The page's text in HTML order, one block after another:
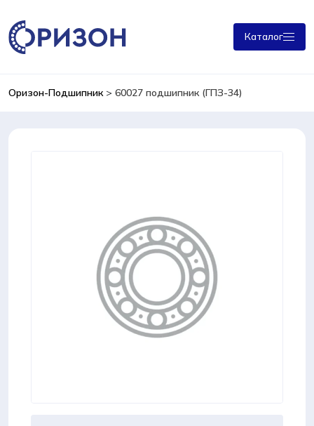
Каталог
Оризон-Подшипник> 60027 подшипник (ГПЗ-34)